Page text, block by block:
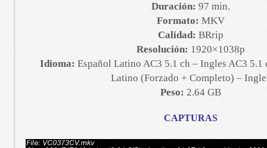
Duración: 97 min.
Formato: MKV
Calidad: BRrip
Resolución: 1920×1038p
Idioma: Español Latino AC3 5.1 ch – Ingles AC3 5.1
Latino (Forzado + Completo) –
Peso: 2.64 GB
CAPTURAS